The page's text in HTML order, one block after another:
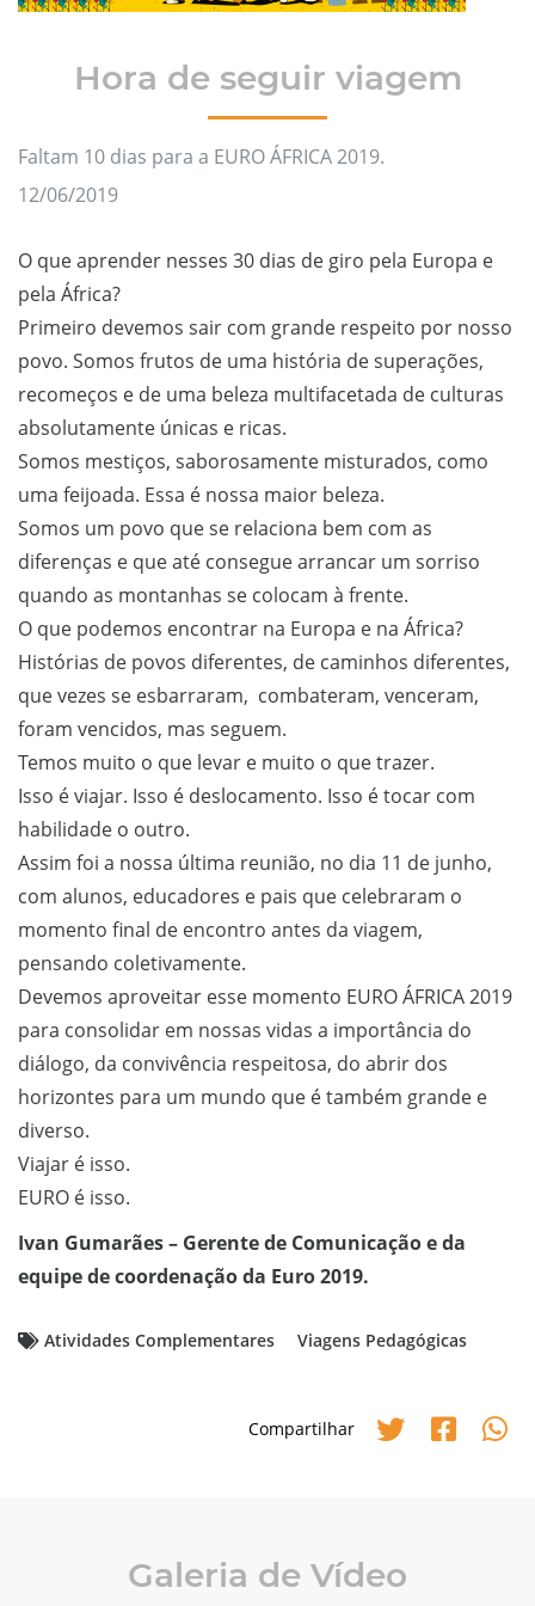
Hora de seguir viagem
Faltam 10 dias para a EURO ÁFRICA 2019.
12/06/2019
O que aprender nesses 30 dias de giro pela Europa e
pela África?
Primeiro devemos sair com grande respeito por nosso
povo. Somos frutos de uma história de superações,
recomeços e de uma beleza multifacetada de culturas
absolutamente únicas e ricas.
Somos mestiços, saborosamente misturados, como
uma feijoada. Essa é nossa maior beleza.
Somos um povo que se relaciona bem com as
diferenças e que até consegue arrancar um sorriso
quando as montanhas se colocam à frente.
O que podemos encontrar na Europa e na África?
Histórias de povos diferentes, de caminhos diferentes,
que vezes se esbarraram, combateram, venceram,
foram vencidos, mas seguem.
Temos muito o que levar e muito o que trazer.
Isso é viajar. Isso é deslocamento. Isso é tocar com
habilidade o outro.
Assim foi a nossa última reunião, no dia 11 de junho,
com alunos, educadores e pais que celebraram o
momento final de encontro antes da viagem,
pensando coletivamente.
Devemos aproveitar esse momento EURO ÁFRICA 2019
para consolidar em nossas vidas a importância do
diálogo, da convivência respeitosa, do abrir dos
horizontes para um mundo que é também grande e
diverso.
Viajar é isso.
EURO é isso.
Ivan Gumarães – Gerente de Comunicação e da
equipe de coordenação da Euro 2019.
Atividades Complementares Viagens Pedagógicas
Compartilhar
Galeria de Vídeo